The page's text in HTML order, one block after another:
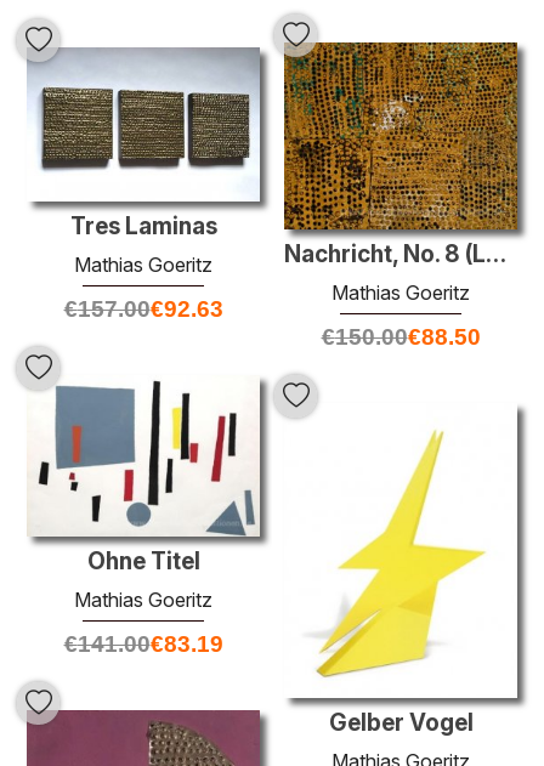
Nachricht, No. 8 (LAM IV I)
Mathias Goeritz
€150.00€88.50
Tres Laminas
Mathias Goeritz
€157.00€92.63
Ohne Titel
Mathias Goeritz
€141.00€83.19
Gelber Vogel
Mathias Goeritz